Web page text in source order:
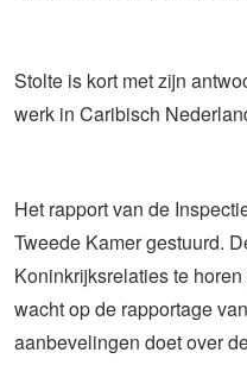
Stolte is kort met zijn
werk in Caribisch
Het rapport van de
Tweede Kamer gestuurd.
Koninkrijksrelaties te
wacht op de rapportage
aanbevelingen doet over